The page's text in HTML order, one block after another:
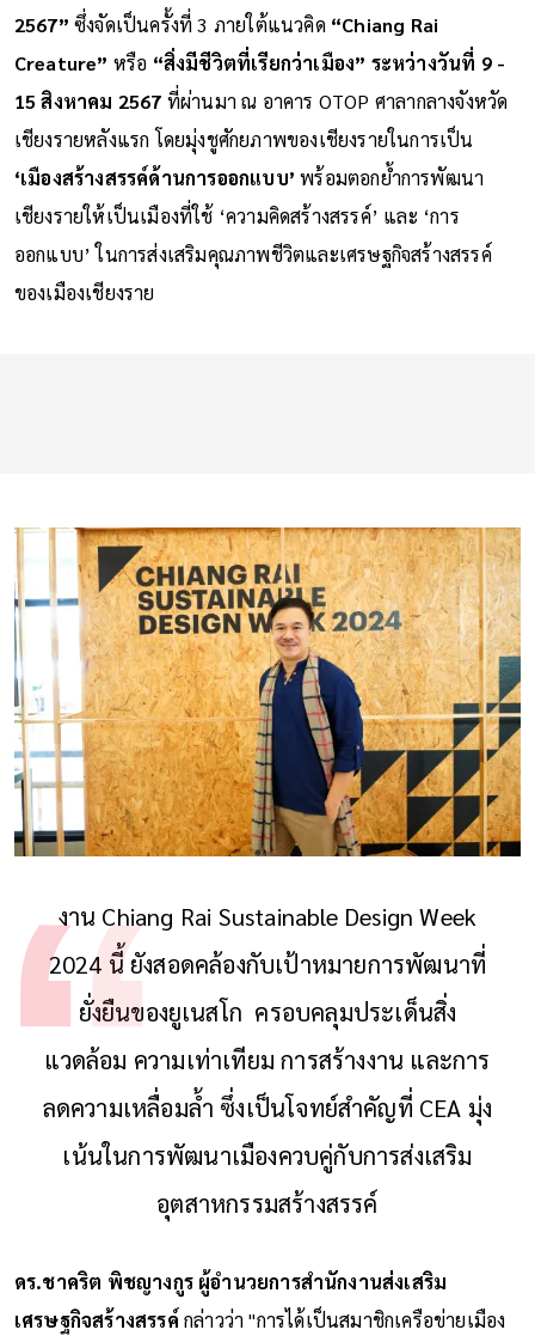
2567” ซึ่งจัดเป็นครั้งที่ 3 ภายใต้แนวคิด “Chiang Rai
Creature” หรือ “สิ่งมีชีวิตที่เรียกว่าเมือง” ระหว่างวันที่ 9 -
15 สิงหาคม 2567 ที่ผ่านมา ณ อาคาร OTOP ศาลากลางจังหวัด
เชียงรายหลังแรก โดยมุ่งชูศักยภาพของเชียงรายในการเป็น
‘เมืองสร้างสรรค์ด้านการออกแบบ’ พร้อมตอกย้ำการพัฒนา
เชียงรายให้เป็นเมืองที่ใช้ ‘ความคิดสร้างสรรค์’ และ ‘การ
ออกแบบ’ ในการส่งเสริมคุณภาพชีวิตและเศรษฐกิจสร้างสรรค์
ของเมืองเชียงราย
งาน Chiang Rai Sustainable Design Week
2024 นี้ ยังสอดคล้องกับเป้าหมายการพัฒนาที่
ยั่งยืนของยูเนสโก ครอบคลุมประเด็นสิ่ง
แวดล้อม ความเท่าเทียม การสร้างงาน และการ
ลดความเหลื่อมล้ำ ซึ่งเป็นโจทย์สำคัญที่ CEA มุ่ง
เน้นในการพัฒนาเมืองควบคู่กับการส่งเสริม
อุตสาหกรรมสร้างสรรค์
ดร.ชาคริต พิชญางกูร ผู้อำนวยการสำนักงานส่งเสริม
เศรษฐกิจสร้างสรรค์กล่าวว่า "การได้เป็นสมาชิกเครือข่ายเมือง